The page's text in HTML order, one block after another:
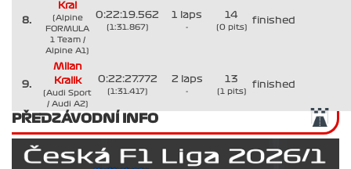
8.
Kral
(Alpine
FORMULA
1 Team /
Alpine A1)
0:22:19.562
(1:31.867)
1 laps
-
14
(0 pits)
finished
9.
Milan
Kralik
(Audi Sport
/ Audi A2)
0:22:27.772
(1:31.417)
2 laps
-
13
(1 pits)
finished
PŘEDZÁVODNÍ INFO